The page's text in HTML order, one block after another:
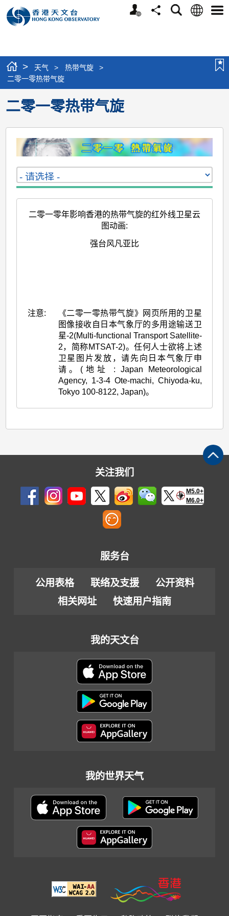
个
分
搜
语
选
> 天气 > 热带气旋
>
二零一零热带气旋
二零一零热带气旋
二零一零年影响香港的热带气旋的红外线卫星云
图动画:
强台风凡亚比
注意:
《二零一零热带气旋》网页所用的卫星
图像接收自日本气象厅的多用途输送卫
星-2(Multi-functional Transport Satellite-
2，简称MTSAT-2)。任何人士欲将上述
卫星图片发放，请先向日本气象厅申
请。(地址 : Japan Meteorological
Agency, 1-3-4 Ote-machi, Chiyoda-ku,
Tokyo 100-8122, Japan)。
关注我们
M5.0+
M6.0+
服务台
公用表格 联络及支援
公开资料
相关网址
快速用户指南
我的天文台
我的世界天气